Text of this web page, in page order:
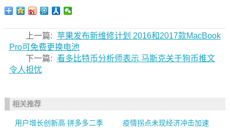
上一篇: 苹果发布新维修计划 2016和2017款MacBook
Pro可免费更换电池
下一篇: 看多比特币分析师表示 马斯克关于狗币推文
令人担忧
相关推荐
用户增长创新高 拼多多二季
疫情拐点未现经济冲击加速